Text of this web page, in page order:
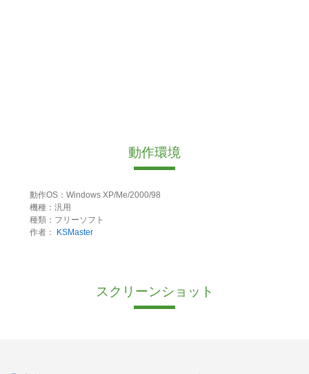
動作環境
動作OS：Windows XP/Me/2000/98
機種：汎用
種類：フリーソフト
作者：
KSMaster
スクリーンショット